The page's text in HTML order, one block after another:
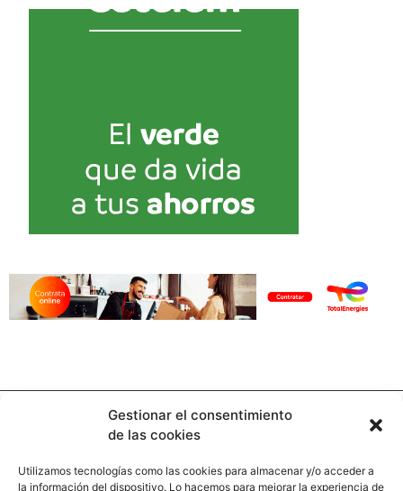
Gestionar el consentimiento
de las cookies
Utilizamos tecnologías como las cookies para almacenar y/o acceder a
la información del dispositivo. Lo hacemos para mejorar la experiencia de